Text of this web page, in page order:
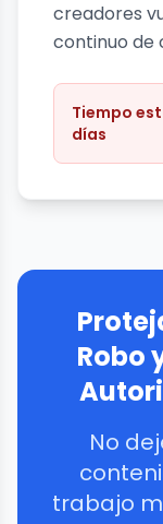
creadores
continuo de
Tiempo
días
Robo
No
trabajo